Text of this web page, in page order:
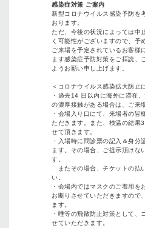
感染症対策 ご案内
新型コロナウイルス感染予防を
おります。
ただ、今後の状況によっては中
く可能性がございますので、予
ご来場を予定されているお客様
ます感染症予防対策をご拝読、
ようお願い申し上げます。
＜コロナウイルス感染拡大防止
・過去14 日以内に海外に滞在
の濃厚接触がある場合は、ご来
・会場入り口にて、来場者の皆
ただきます。また、検温の結果
せて頂きます。
・入場時に問診票の記入＆身分
ます。その場合、ご提示頂けな
す。
またその場合、チケットの払
い。
・会場内ではマスクのご着用を
お断りさせていただきますので
ます。
・唾等の飛散防止対策として、
せていただきます。